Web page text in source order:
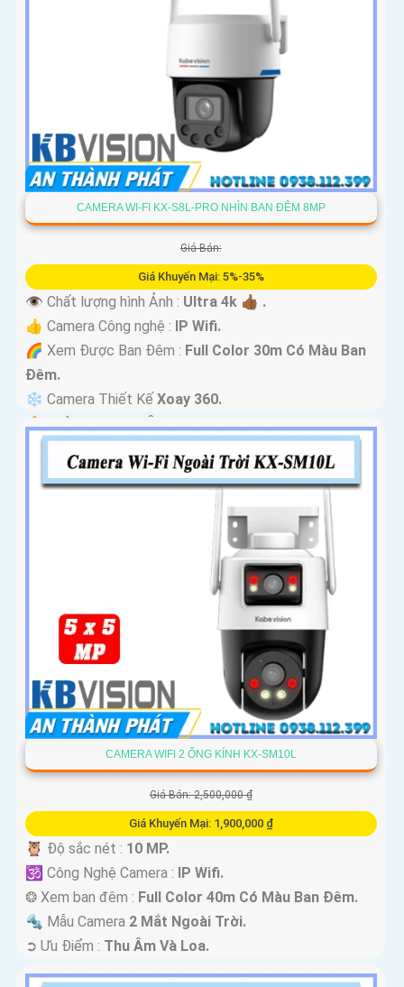
CAMERA WI-FI KX-S8L-PRO NHÌN BAN ĐÊM 8MP
Giá Bán:
Giá Khuyến Mại: 5%-35%
👁 Chất lượng hình Ảnh : Ultra 4k 👍🏾 .
👍 Camera Công nghệ : IP Wifi.
🌈 Xem Được Ban Đêm : Full Color 30m Có Màu Ban
Ðêm.
❄ Camera Thiết Kế Xoay 360.
️🔔 Khả Năng :Thu Âm Và Loa.
CAMERA WIFI 2 ỐNG KÍNH KX-SM10L
Giá Bán: 2,500,000 ₫
Giá Khuyến Mại: 1,900,000 ₫
🦉 Độ sắc nét : 10 MP.
🕉️ Công Nghệ Camera : IP Wifi.
❂ Xem ban đêm : Full Color 40m Có Màu Ban Ðêm.
🔩 Mẫu Camera 2 Mắt Ngoài Trời.
️➲ Ưu Điểm : Thu Âm Và Loa.